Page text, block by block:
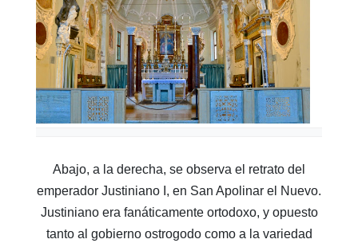
Abajo, a la derecha, se observa el retrato del
emperador Justiniano I, en San Apolinar el Nuevo.
Justiniano era fanáticamente ortodoxo, y opuesto
tanto al gobierno ostrogodo como a la variedad